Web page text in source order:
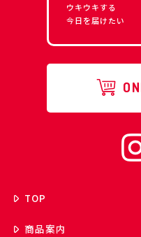
ウキウキする
今日を届けたい
TOP
商品案内